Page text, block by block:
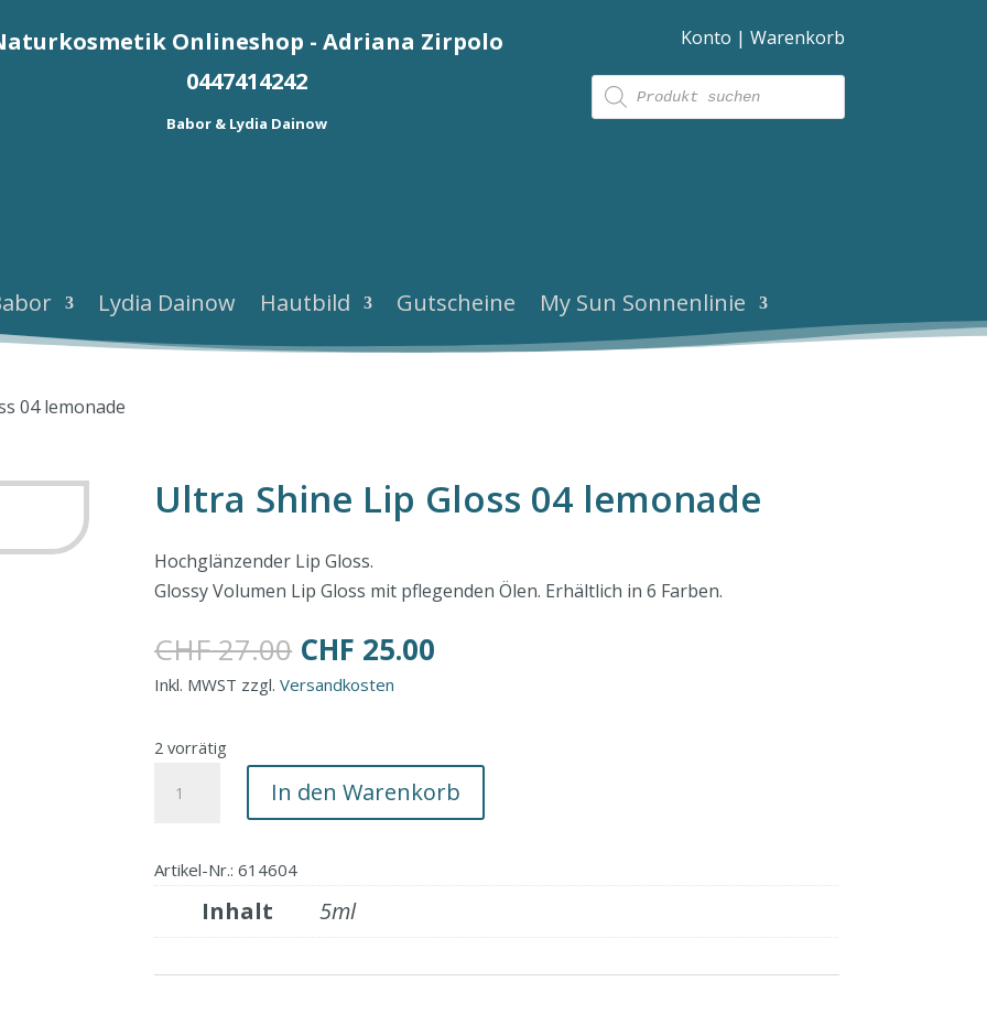
Onlineshop - Adriana Zirpolo
0447414242
Babor & Lydia Dainow
Konto |Warenkorb
Products
search
Lydia Dainow Hautbild Gutscheine My Sun Sonnenlinie
04 lemonade
Ultra Shine Lip Gloss 04 lemonade
Hochglänzender Lip Gloss.
Glossy Volumen Lip Gloss mit pflegenden Ölen. Erhältlich in 6 Farben.
CHF27.00 Ursprünglicher
Preis
CHF 25.00
Inkl. MWST zzgl.Versandkosten
2 vorrätig
Shine
Gloss
lemonade
In den Warenkorb
Artikel-Nr.: 614604
Inhalt 5ml